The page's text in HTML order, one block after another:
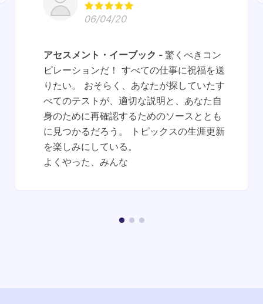
06/04/20
アセスメント・イーブック
驚くべきコン
ピレーションだ！ すべての仕事に祝福を送
りたい。 おそらく、あなたが探していたす
べてのテストが、適切な説明と、あなた自
身のために再確認するためのソースととも
に見つかるだろう。 トピックスの生涯更新
を楽しみにしている。
よくやった、みんな